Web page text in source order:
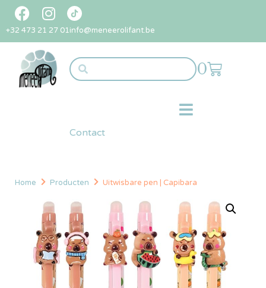
+32 473 21 27 01info@meneerolifant.be
0
Contact
Home Producten Uitwisbare pen | Capibara